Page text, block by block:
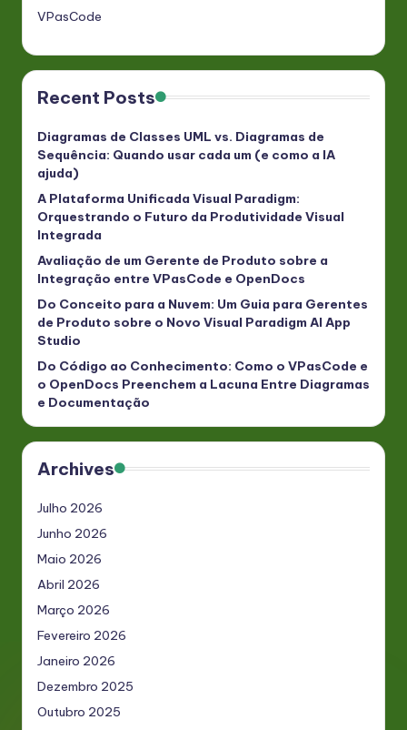
VPasCode
Recent Posts
Diagramas de Classes UML vs. Diagramas de
Sequência: Quando usar cada um (e como a IA
ajuda)
A Plataforma Unificada Visual Paradigm:
Orquestrando o Futuro da Produtividade Visual
Integrada
Avaliação de um Gerente de Produto sobre a
Integração entre VPasCode e OpenDocs
Do Conceito para a Nuvem: Um Guia para Gerentes
de Produto sobre o Novo Visual Paradigm AI App
Studio
Do Código ao Conhecimento: Como o VPasCode e
o OpenDocs Preenchem a Lacuna Entre Diagramas
e Documentação
Archives
Julho 2026
Junho 2026
Maio 2026
Abril 2026
Março 2026
Fevereiro 2026
Janeiro 2026
Dezembro 2025
Outubro 2025